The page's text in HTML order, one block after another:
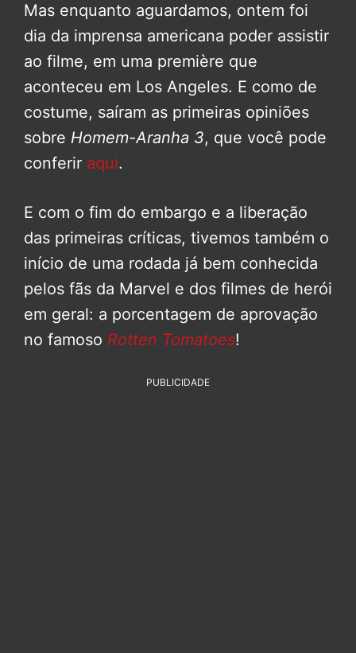
Mas enquanto aguardamos, ontem foi
dia da imprensa americana poder assistir
ao filme, em uma première que
aconteceu em Los Angeles. E como de
costume, saíram as primeiras opiniões
sobre Homem-Aranha 3, que você pode
conferir aqui.
E com o fim do embargo e a liberação
das primeiras críticas, tivemos também o
início de uma rodada já bem conhecida
pelos fãs da Marvel e dos filmes de herói
em geral: a porcentagem de aprovação
no famoso Rotten Tomatoes!
PUBLICIDADE